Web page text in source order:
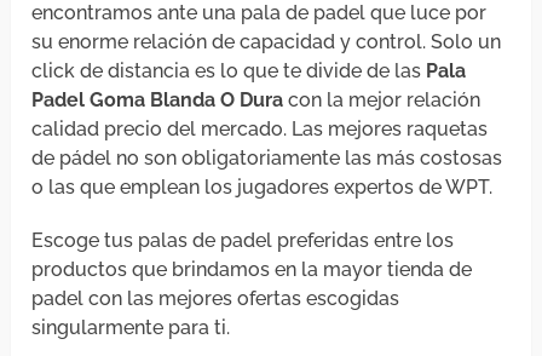
encontramos ante una pala de padel que luce por
su enorme relación de capacidad y control. Solo un
click de distancia es lo que te divide de las Pala
Padel Goma Blanda O Dura con la mejor relación
calidad precio del mercado. Las mejores raquetas
de pádel no son obligatoriamente las más costosas
o las que emplean los jugadores expertos de WPT.
Escoge tus palas de padel preferidas entre los
productos que brindamos en la mayor tienda de
padel con las mejores ofertas escogidas
singularmente para ti.